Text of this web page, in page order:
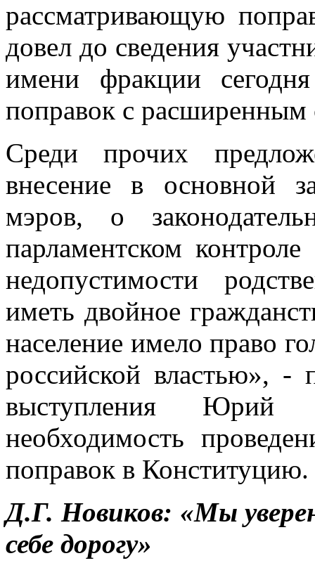
рассматривающую
довел до сведения
имени фракции
поправок с расширенным
Среди прочих
внесение в основной
мэров, о
парламентском
недопустимости
иметь двойное
население имело право
российской властью», -
выступления Юрий
необходимость
поправок в Конституцию.
Д.Г. Новиков: «Мы
себе дорогу»